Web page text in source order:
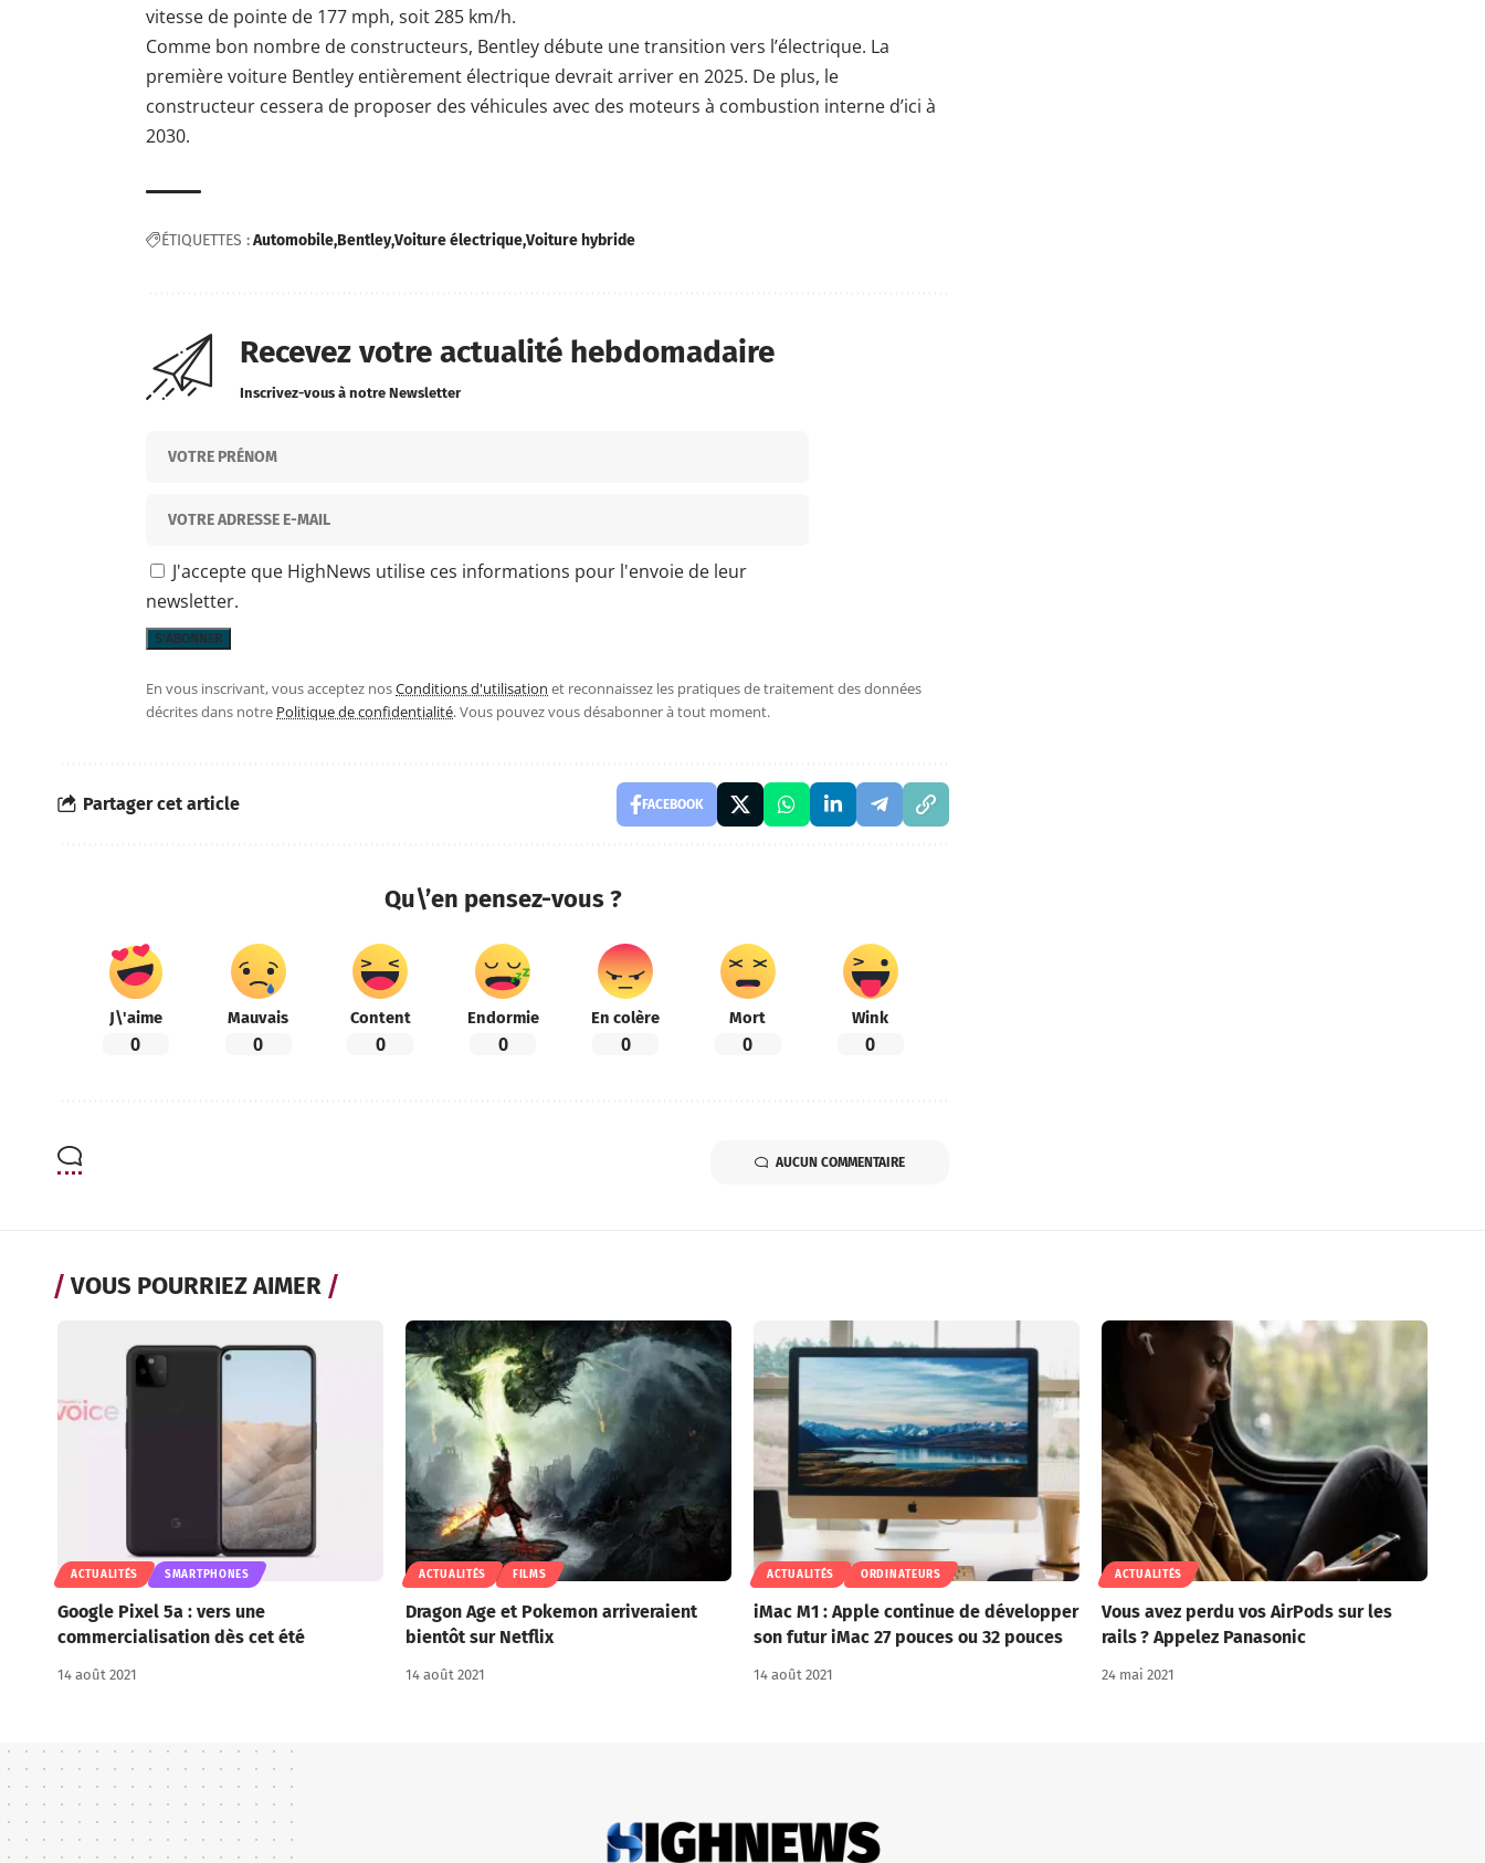
vitesse de pointe de 177 mph, soit 285 km/h.
Comme bon nombre de constructeurs, Bentley débute unetransition vers l’électrique. La
première voiture Bentley entièrement électrique devrait arriver en 2025. De plus, le
constructeur cessera de proposer des véhicules avec des moteurs à combustion interne d’ici à
2030.
ÉTIQUETTES :Automobile BentleyVoiture électriqueVoiture hybride
Recevez votre actualité hebdomadaire
Inscrivez-vous à notre Newsletter
J'accepte que HighNews utilise ces informations pour l'envoie de leur
newsletter.
En vous inscrivant, vous acceptez nosConditions d'utilisation et reconnaissez les pratiques de traitement des données
décrites dans notre Politique de confidentialité. Vous pouvez vous désabonner à tout moment.
Partager cet article FACEBOOK
Qu\’en pensez-vous ?
J\'aime
0
Mauvais
0
Content
0
Endormie
0
En colère
0
Mort
0
Wink
0
AUCUN COMMENTAIRE
VOUS POURRIEZ AIMER
ACTUALITÉS SMARTPHONES
Google Pixel 5a : vers une
commercialisation dès cet été
14 août 2021
ACTUALITÉS FILMS
Dragon Age et Pokemon arriveraient
bientôt sur Netflix
14 août 2021
ACTUALITÉS ORDINATEURS
iMac M1 : Apple continue de développer
son futur iMac 27 pouces ou 32 pouces
14 août 2021
ACTUALITÉS
Vous avez perdu vos AirPods sur les
rails ? Appelez Panasonic
24 mai 2021